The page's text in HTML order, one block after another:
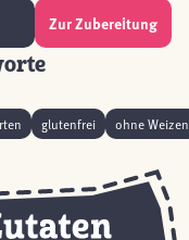
Zur Zubereitung
glutenfrei ohne Weizen